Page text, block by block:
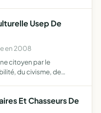
Usep De
en 2008
citoyen par le
du civisme, de
Et Chasseurs De